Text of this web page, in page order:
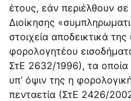
έτους, εάν περιέλθουν
Διοίκησης
στοιχεία αποδεικτικά
φορολογητέου
ΣτΕ 2632/1996), τα οποία
υπ’ όψιν της η
πενταετία (ΣτΕ 2426/